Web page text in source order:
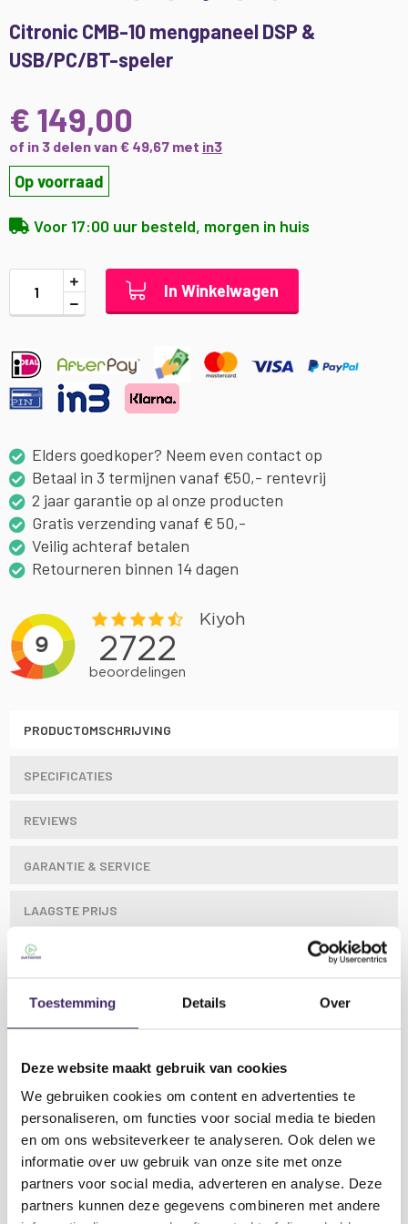
Toestemming Details Over
Deze website maakt gebruik van cookies
We gebruiken cookies om content en advertenties te
personaliseren, om functies voor social media te bieden
en om ons websiteverkeer te analyseren. Ook delen we
informatie over uw gebruik van onze site met onze
partners voor social media, adverteren en analyse. Deze
partners kunnen deze gegevens combineren met andere
Citronic CMB-10 mengpaneel DSP &
USB/PC/BT-speler
€ 149,00
of in 3 delen van € 49,67 met in3
Op voorraad
Voor 17:00 uur besteld, morgen in huis
In Winkelwagen
Elders goedkoper? Neem even contact op
Betaal in 3 termijnen vanaf €50,- rentevrij
2 jaar garantie op al onze producten
Gratis verzending vanaf € 50,-
Veilig achteraf betalen
Retourneren binnen 14 dagen
naar
het
de
afbeeldingen-
gallerij
PRODUCTOMSCHRIJVING
SPECIFICATIES
REVIEWS
GARANTIE & SERVICE
LAAGSTE PRIJS
CMB-serie mengtafels met DSP en USB/PC/BT-
speler
ingangskanalen, een stereo-lijningang, een stereo-
aux-ingang en een extra stereo-minijack-ingang. Elk
mono-microfoon-/lijnkanaal heeft een
gecombineerde XLR/jack-ingang met +48V
fantoomvoeding, schakelbaar per paar voor de XLR-
ingangen. Elk microfoon-/lijnkanaal heeft een gain-
regelaar om het signaal aan te passen aan de
ingangsbron en een low-cut-schakelaar om brom- of
Lees meer